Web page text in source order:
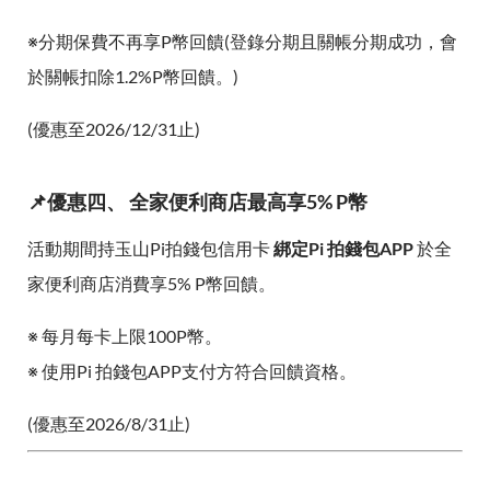
※分期保費不再享P幣回饋(登錄分期且關帳分期成功，會
於關帳扣除1.2%P幣回饋。)
(優惠至2026/12/31止)
📌優惠四、 全家便利商店最高享5% P幣
活動期間持玉山Pi拍錢包信用卡綁定Pi 拍錢包APP於全
家便利商店消費享5% P幣回饋。
※ 每月每卡上限100P幣。
※ 使用Pi 拍錢包APP支付方符合回饋資格。
(優惠至2026/8/31止)